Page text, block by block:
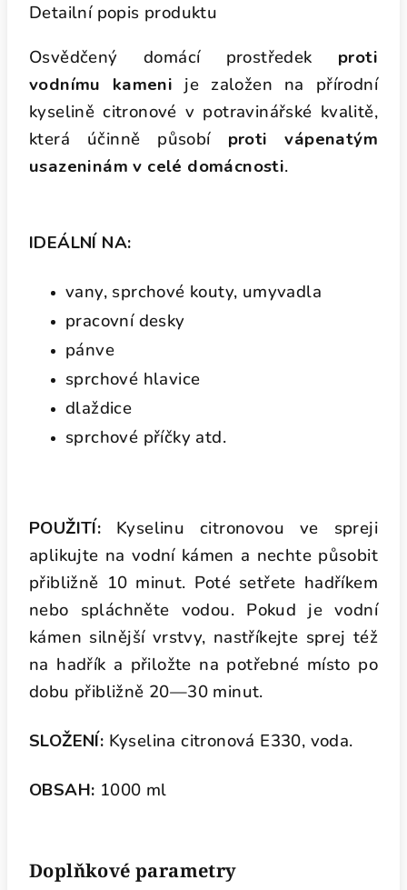
Detailní popis produktu
Osvědčený domácí prostředek proti
vodnímu kameni je založen na přírodní
kyselině citronové v potravinářské kvalitě,
která účinně působí proti vápenatým
usazeninám v celé domácnosti.
IDEÁLNÍ NA:
vany, sprchové kouty, umyvadla
pracovní desky
pánve
sprchové hlavice
dlaždice
sprchové příčky atd.
POUŽITÍ: Kyselinu citronovou ve spreji
aplikujte na vodní kámen a nechte působit
přibližně 10 minut. Poté setřete hadříkem
nebo spláchněte vodou. Pokud je vodní
kámen silnější vrstvy, nastříkejte sprej též
na hadřík a přiložte na potřebné místo po
dobu přibližně 20—30 minut.
SLOŽENÍ: Kyselina citronová E330, voda.
OBSAH: 1000 ml
Doplňkové parametry